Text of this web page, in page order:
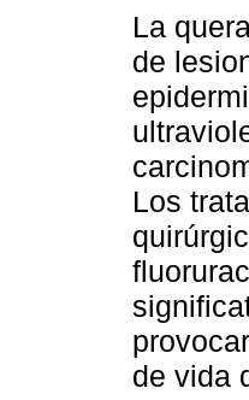
La
de
Los
de vida